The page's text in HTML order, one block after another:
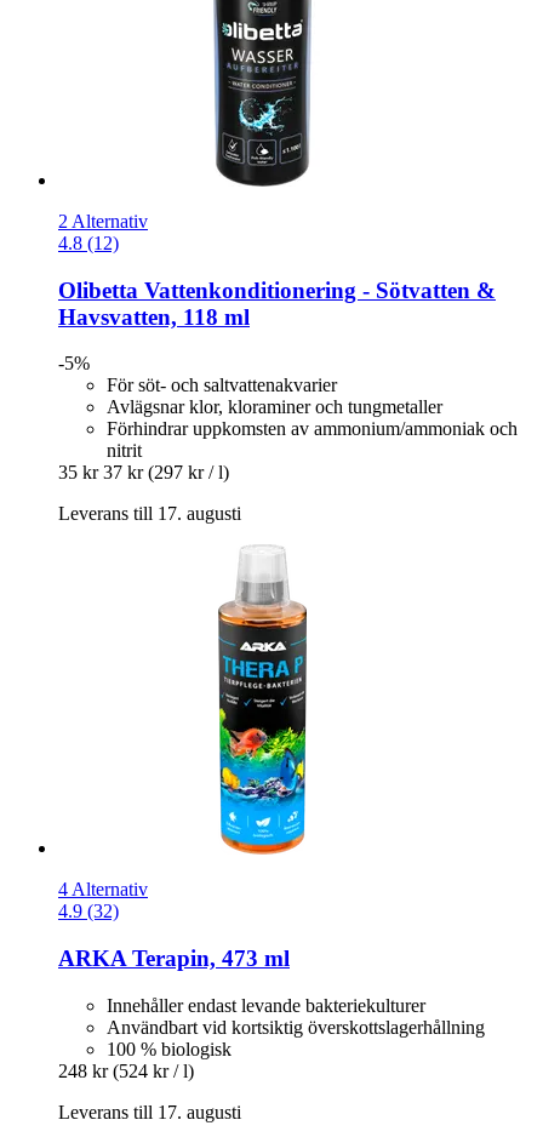
2 Alternativ
4.8 (12)
Olibetta Vattenkonditionering -​ Sötvatten &
Havsvatten, 118 ml
-5%
För söt- och saltvattenakvarier
Avlägsnar klor, kloraminer och tungmetaller
Förhindrar uppkomsten av ammonium/ammoniak och
nitrit
35 kr 37 kr (297 kr / l)
Leverans till 17. augusti
4 Alternativ
4.9 (32)
ARKA Terapin, 473 ml
Innehåller endast levande bakteriekulturer
Användbart vid kortsiktig överskottslagerhållning
100 % biologisk
248 kr (524 kr / l)
Leverans till 17. augusti